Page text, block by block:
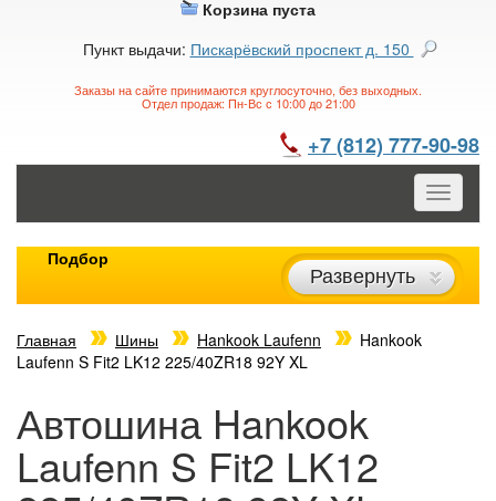
Корзина пуста
Пункт выдачи: Пискарёвский проспект д. 150
Заказы на сайте принимаются круглосуточно, без выходных.
Отдел продаж: Пн-Вс с 10:00 до 21:00
+7 (812) 777-90-98
Toggle
Подбор
Развернуть
Главная Шины Hankook Laufenn
Hankook
Laufenn S Fit2 LK12 225/40ZR18 92Y XL
Автошина Hankook
Laufenn S Fit2 LK12